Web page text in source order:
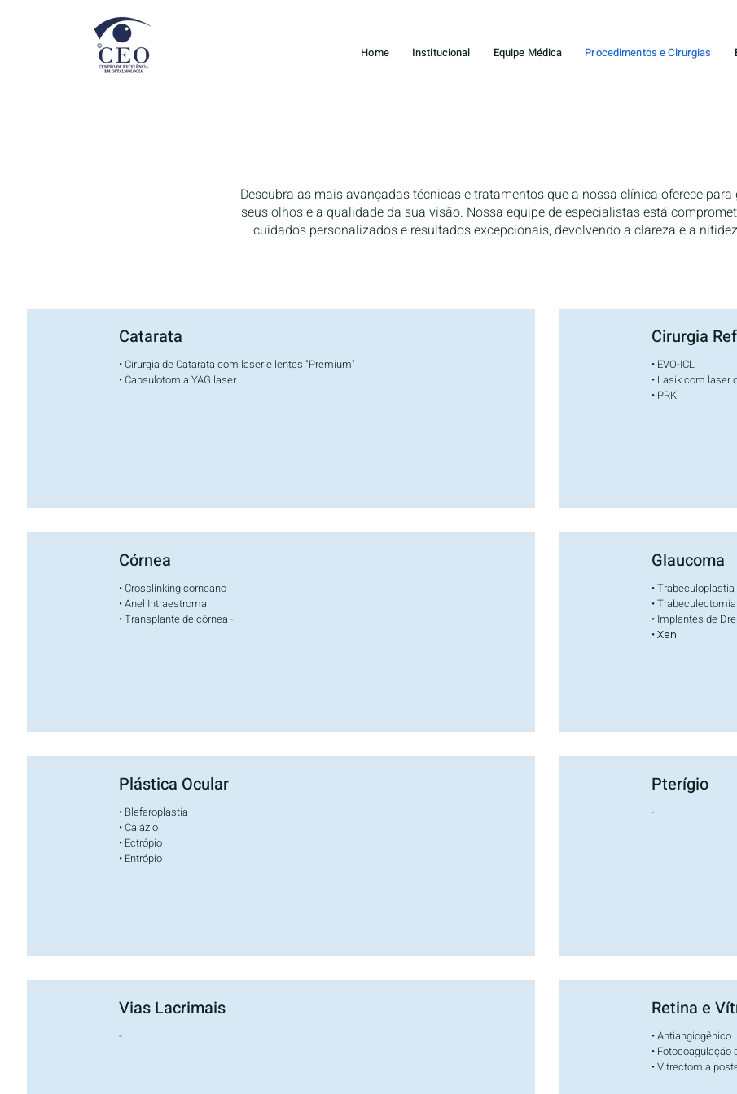
Home Institucional Equipe Médica Procedimentos e Cirurgias
Descubra as mais avançadas técnicas e tratamentos que a nossa clínica oferece
seus olhos e a qualidade da sua visão. Nossa equipe de especialistas está
cuidados personalizados e resultados excepcionais, devolvendo a clareza e a
Catarata
• Cirurgia de Catarata com laser e lentes "Premium"
• Capsulotomia YAG laser
Córnea
• Crosslinking corneano
• Anel Intraestromal
• Transplante de córnea -
Plástica Ocular
• Blefaroplastia
• Calázio
• Ectrópio
• Entrópio
Vias Lacrimais
-
Cirurgia
• EVO-ICL
• Lasik com laser
• PRK
Glaucoma
•
• Trabeculectomia
• Implantes de
• Xen
Pterígio
-
Retina e
• Antiangiogênico
• Fotocoagulação
• Vitrectomia